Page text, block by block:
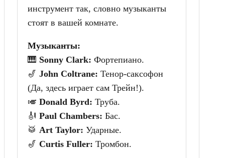
инструмент так, словно музыканты
стоят в вашей комнате.
Музыканты:
🎹 Sonny Clark: Фортепиано.
🎷 John Coltrane: Тенор-саксофон
(Да, здесь играет сам Трейн!).
🎺 Donald Byrd: Труба.
🎻 Paul Chambers: Бас.
🥁 Art Taylor: Ударные.
🎷 Curtis Fuller: Тромбон.